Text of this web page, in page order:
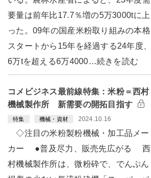
要量は前年比17.7％増の5万3000tに上
った。09年の国産米粉取り組みの本格
スタートから15年を経過する24年度、
6万tを超える6万4000…続きを読む
コメビジネス最前線特集：米粉＝西村
機械製作所 新需要の開拓目指す
特集 機械・資材 2024.10.16
◇注目の米粉製粉機械・加工品メー
カー ●普及尽力、販売先広がる 西
村機械製作所は、微粉砕で、でんぷん